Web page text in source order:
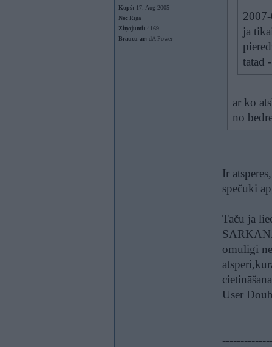
Kopš: 17. Aug 2005
No: Rīga
Ziņojumi: 4169
Braucu ar: dA Power
ja
tatad
ar ko
no
Ir
spečuki
Taču ja
omuligi
User